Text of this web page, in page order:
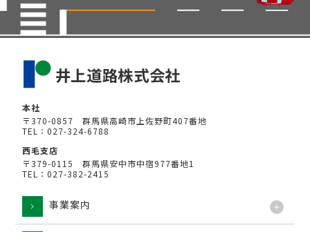
本社
〒370-0857 群馬県高崎市上佐野町407番地
TEL：027-324-6788
西毛支店
〒379-0115 群馬県安中市中宿977番地1
TEL：027-382-2415
事業案内